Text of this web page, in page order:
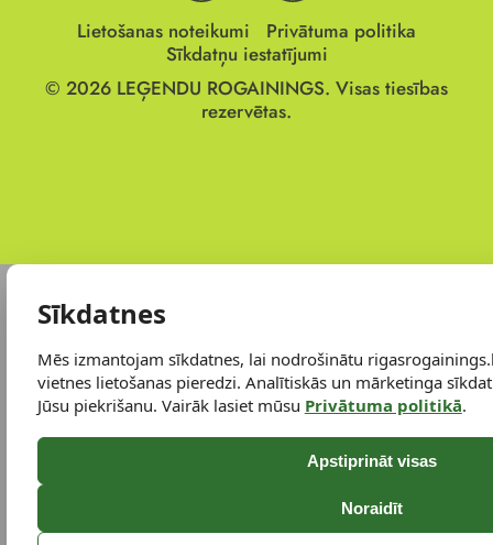
Lietošanas noteikumi
Privātuma politika
Sīkdatņu iestatījumi
© 2026 LEĢENDU ROGAININGS. Visas tiesības
rezervētas.
Sīkdatnes
Mēs izmantojam sīkdatnes, lai nodrošinātu
vietnes lietošanas pieredzi. Analītiskās un mārketinga
Jūsu piekrišanu. Vairāk lasiet mūsu Privātuma politikā.
Apstiprināt visas
Noraidīt